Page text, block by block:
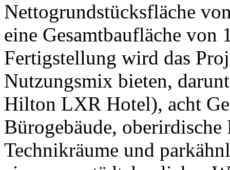
Nettogrundstücksfläche
eine Gesamtbaufläche von
Fertigstellung wird das
Nutzungsmix bieten,
Hilton LXR Hotel), acht
Bürogebäude,
Technikräume und